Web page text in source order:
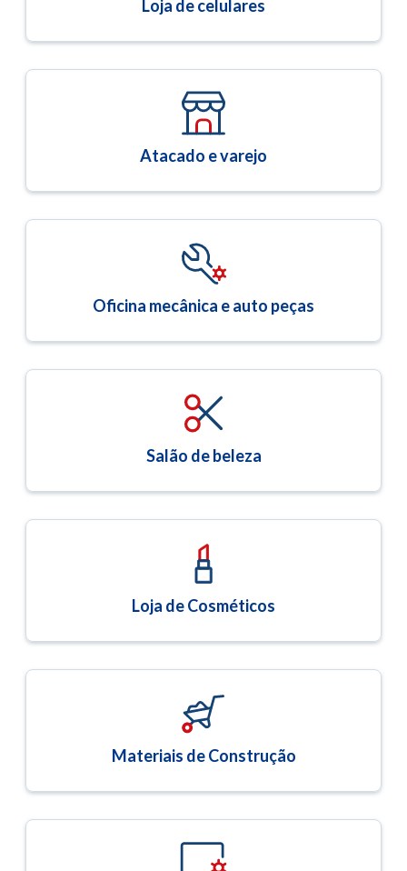
Loja de celulares
Atacado e varejo
Oficina mecânica e auto peças
Salão de beleza
Loja de Cosméticos
Materiais de Construção